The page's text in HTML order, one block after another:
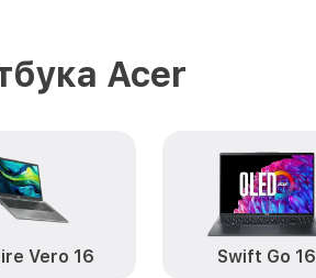
Acer
P2 TMP214-52-53V2
Acer
крышки P2 TMP214-52-53V2
Acer
Acer
Vero 16 Swift Go 16